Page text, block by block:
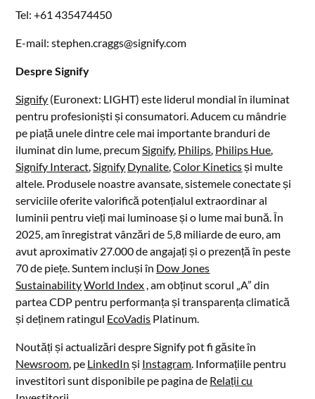
Tel: +61 435474450
E-mail: stephen.craggs@signify.com
Despre Signify
Signify (Euronext: LIGHT) este liderul mondial în iluminat
pentru profesioniști și consumatori. Aducem cu mândrie
pe piață unele dintre cele mai importante branduri de
iluminat din lume, precumSignify, Philips, Philips Hue,
Signify Interact,Signify Dynalite,Color Kineticsși multe
altele. Produsele noastre avansate, sistemele conectate și
serviciile oferite valorifică potențialul extraordinar al
luminii pentru vieți mai luminoase și o lume mai bună. În
2025, am înregistrat vânzări de 5,8 miliarde de euro, am
avut aproximativ 27.000 de angajați și o prezență în peste
70 de piețe. Suntem incluși în Dow Jones
SustainabilityWorld Index , am obținut scorul „A” din
partea CDP pentru performanța și transparența climatică
și deținem ratingul EcoVadis Platinum.
Noutăți și actualizări despre Signify pot fi găsite în
Newsroom, pe LinkedIn și Instagram. Informațiile pentru
investitori sunt disponibile pe pagina de Relații cu